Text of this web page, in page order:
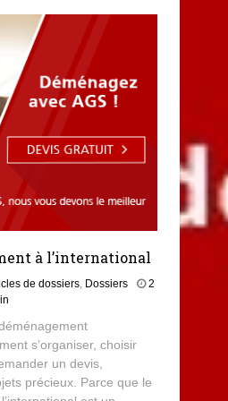
à l’international
de dossiers, Dossiers
2
s’organiser, choisir
un devis,
précieux. Parce que le